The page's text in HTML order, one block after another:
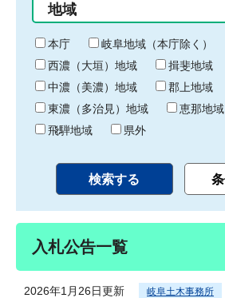
り
終
わ
り
地域
本庁
岐阜地域（本庁除く）
西濃（大垣）地域
揖斐地域
中濃（美濃）地域
郡上地域
東濃（多治見）地域
恵那地域
飛騨地域
県外
入札公告一覧
2026年1月26日更新 岐阜土木事務所